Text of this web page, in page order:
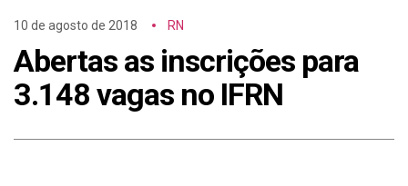
10 de agosto de 2018 RN
Abertas as inscrições para
3.148 vagas no IFRN